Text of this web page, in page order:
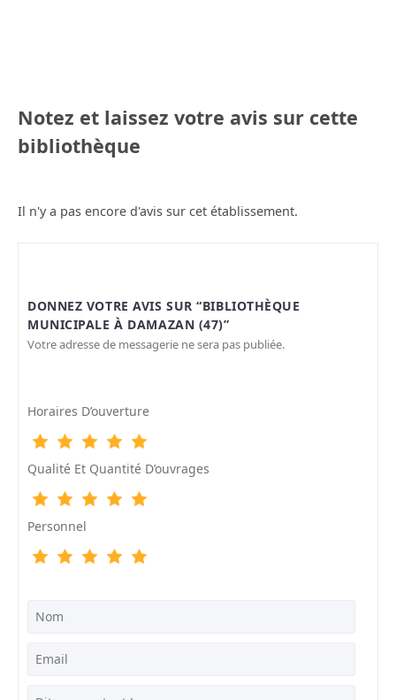
Notez et laissez votre avis sur cette
bibliothèque
Il n'y a pas encore d'avis sur cet établissement.
DONNEZ VOTRE AVIS SUR “BIBLIOTHÈQUE
MUNICIPALE À DAMAZAN (47)”
Votre adresse de messagerie ne sera pas publiée.
Horaires D’ouverture
Qualité Et Quantité D’ouvrages
Personnel